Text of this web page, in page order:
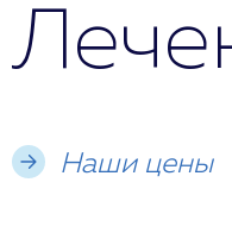
Наши цены